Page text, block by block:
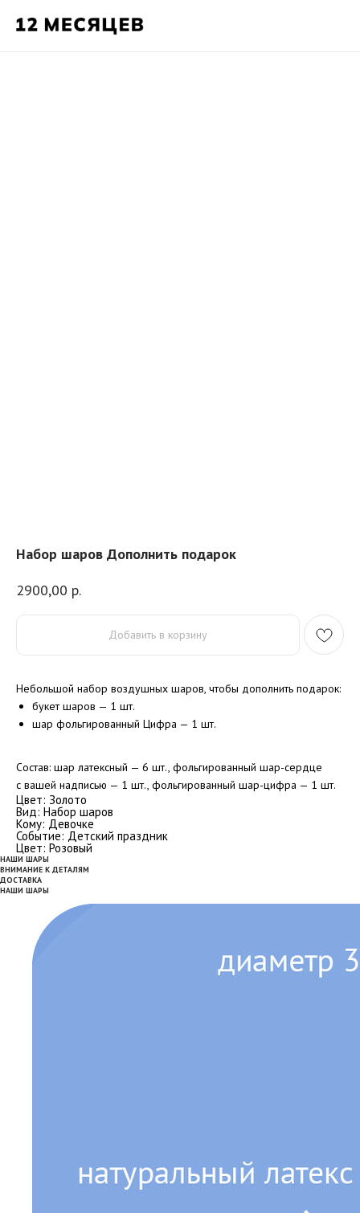
Набор шаров Дополнить подарок
2900,00 р.
Добавить в корзину
Небольшой набор воздушных шаров, чтобы дополнить подарок:
букет шаров — 1 шт.
шар фольгированный Цифра — 1 шт.
Состав: шар латексный — 6 шт., фольгированный шар-сердце
с вашей надписью — 1 шт., фольгированный шар-цифра — 1 шт.
Цвет: Золото
Вид: Набор шаров
Кому: Девочке
Событие: Детский праздник
Цвет: Розовый
НАШИ ШАРЫ
ВНИМАНИЕ К ДЕТАЛЯМ
ДОСТАВКА
НАШИ ШАРЫ